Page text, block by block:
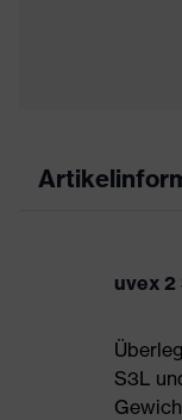
uvex
S3L